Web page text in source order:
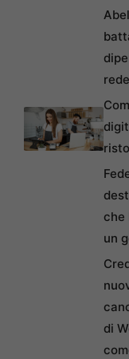
che
un
di